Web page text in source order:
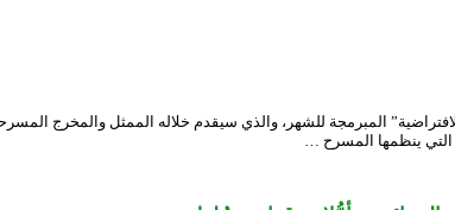
السبت المقبل (17 أكتوبر 2020)، ثالث لقاءات “المجالس الافتراضية” المبرمجة للشهر، والذي
التي ينظمها المسرح …